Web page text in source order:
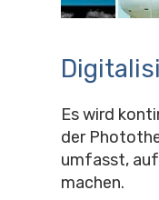
Es wird
der
umfasst,
machen.